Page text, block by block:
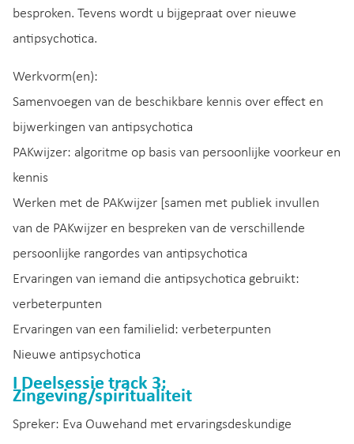
besproken. Tevens wordt u bijgepraat over nieuwe
antipsychotica.
Werkvorm(en):
Samenvoegen van de beschikbare kennis over effect en
bijwerkingen van antipsychotica
PAKwijzer: algoritme op basis van persoonlijke voorkeur en
kennis
Werken met de PAKwijzer [samen met publiek invullen
van de PAKwijzer en bespreken van de verschillende
persoonlijke rangordes van antipsychotica
Ervaringen van iemand die antipsychotica gebruikt:
verbeterpunten
Ervaringen van een familielid: verbeterpunten
Nieuwe antipsychotica
I Deelsessie track 3:
Zingeving/spiritualiteit
Spreker: Eva Ouwehand met ervaringsdeskundige